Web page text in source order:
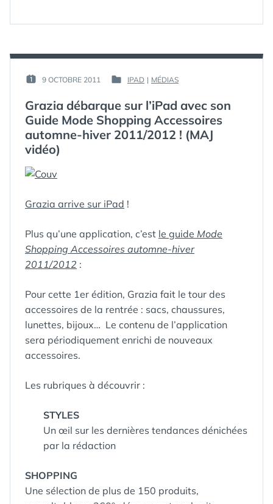
FACEBOOK,
SNAPCHAT
WHATSAPP »
UNE
STORY
POUR
FACEBOOK,
SNAPCHAT
OU
WHATSAPP
PUBLIÉ
9 OCTOBRE 2011
PAR :
PUBLIÉ
IPAD | MÉDIAS
Grazia débarque sur l’iPad avec son
Guide Mode Shopping Accessoires
automne-hiver 2011/2012 ! (MAJ
vidéo)
Grazia arrive sur iPad !
Plus qu’une application, c’est le guide Mode
Shopping Accessoires automne-hiver
2011/2012 :
Pour cette 1er édition, Grazia fait le tour des
accessoires de la rentrée : sacs, chaussures,
lunettes, bijoux… Le contenu de l’application
sera périodiquement enrichi de nouveaux
accessoires.
Les rubriques à découvrir :
STYLES
Un œil sur les dernières tendances dénichées
par la rédaction
SHOPPING
Une sélection de plus de 150 produits,